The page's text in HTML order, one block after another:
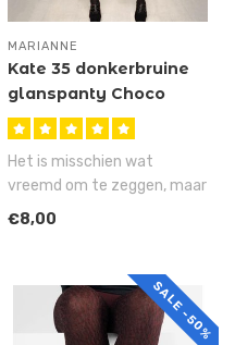
MARIANNE
Kate 35 donkerbruine
glanspanty Choco
Het is misschien wat
vreemd om te zeggen, maar
de Kate is stiekem onze
€8,00
SALE -50%